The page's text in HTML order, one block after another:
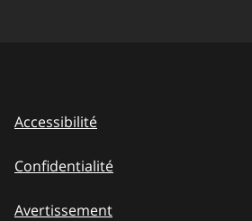
Accessibilité
Confidentialité
Avertissement